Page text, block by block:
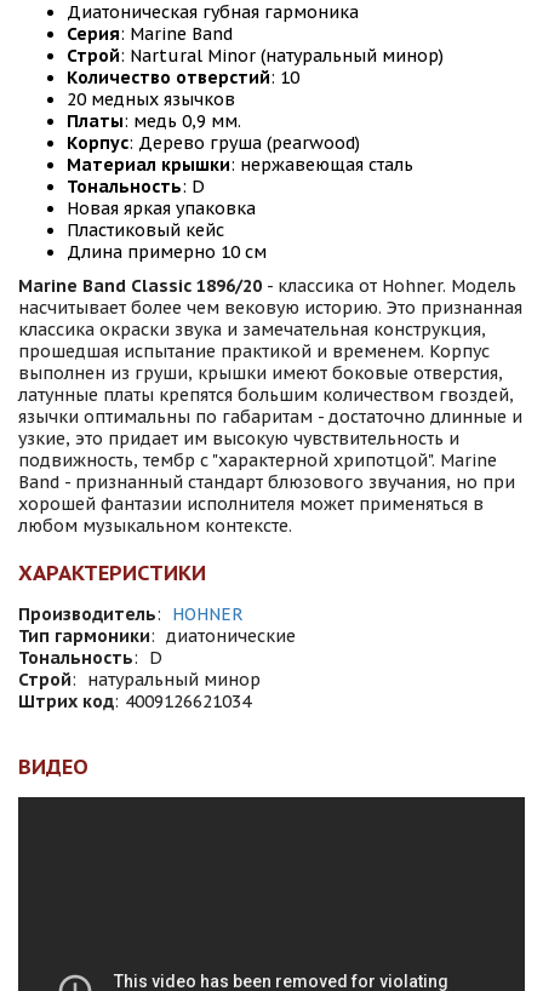
Диатоническая губная гармоника
Серия: Marine Band
Строй: Nartural Minor (натуральный минор)
Количество отверстий: 10
20 медных язычков
Платы: медь 0,9 мм.
Корпус: Дерево груша (pearwood)
Материал крышки: нержавеющая сталь
Тональность: D
Новая яркая упаковка
Пластиковый кейс
Длина примерно 10 см
Marine Band Classic 1896/20 - классика от Hohner. Модель
насчитывает более чем вековую историю. Это признанная
классика окраски звука и замечательная конструкция,
прошедшая испытание практикой и временем. Корпус
выполнен из груши, крышки имеют боковые отверстия,
латунные платы крепятся большим количеством гвоздей,
язычки оптимальны по габаритам - достаточно длинные и
узкие, это придает им высокую чувствительность и
подвижность, тембр с "характерной хрипотцой". Marine
Band - признанный стандарт блюзового звучания, но при
хорошей фантазии исполнителя может применяться в
любом музыкальном контексте.
ХАРАКТЕРИСТИКИ
Производитель:
HOHNER
Тип гармоники: диатонические
Тональность:
D
Строй:
натуральный минор
Штрих код: 4009126621034
ВИДЕО